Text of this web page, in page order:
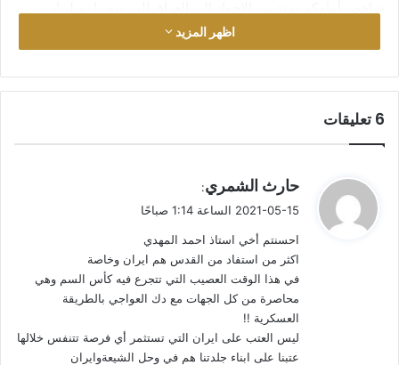
فاليمن، مع أن القدس على مرمى عمامة عن لبنان!
يبدو أن طريق القدس شارد كصاروخ الصين.
ترامب يعترف بالقدس عاصمة لإسرائيل لمكاسب سياسية، وغيره
ينادي بالقدس لدغدغة عواطف العرب، بعض الحكام ينددون مسايرة
مستقيم.
إيران تحيي يوم القدس وتنادي بتحريره، والغاية احتلال المزيد من
البلدان العربية عن طريق إحداث فجوة بين الحكام وشعوبهم، ومن ثَم
إسقاط الأنظمة وإشاعة الفوضى وتدمير الدول.
للأسف تحولت القضية الفلسطينية حتى عند معظم من كنا نظنهم
أعمدة البيت.. إلى سلعة للإيجار والاتجار ولو على حساب الدم
اظهر المزيد
‫6 تعليقات
ي
ل
حارث الشمري:
2021-05-15 الساعة 1:14 صباحًا
احسنتم أخي استاذ احمد المهدي
اكثر من استفاد من القدس هم ايران وخاصة
في هذا الوقت العصيب التي تتجرع فيه كأس السم وهي
محاصرة من كل الجهات مع دك العواجي بالطريقة
العسكرية !!
ليس العتب على ايران التي تستثمر أي فرصة تتنفس خلالها
عتبنا على ابناء جلدتنا هم في وحل الشيعةوايران